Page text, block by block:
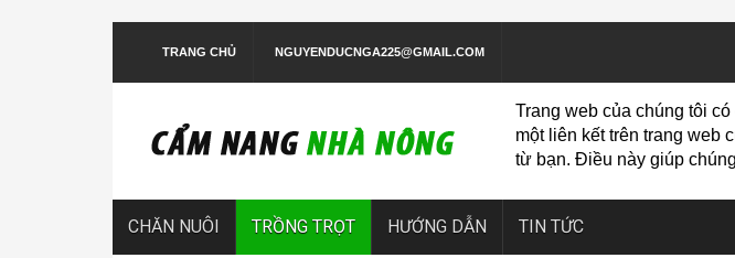
TRANG CHỦ NGUYENDUCNGA225@GMAIL.COM
Trang web của chúng tôi
một liên kết trên trang web
từ bạn. Điều này giúp
CHĂN NUÔI TRỒNG TRỌT HƯỚNG DẪN TIN TỨC